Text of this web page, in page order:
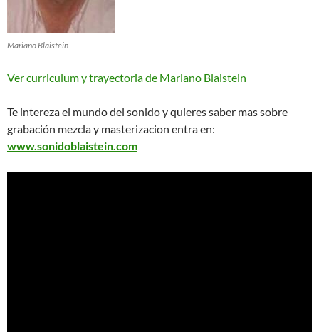
Mariano Blaistein
Ver curriculum y trayectoria de Mariano Blaistein
Te intereza el mundo del sonido y quieres saber mas sobre
grabación mezcla y masterizacion entra en:
www.sonidoblaistein.com